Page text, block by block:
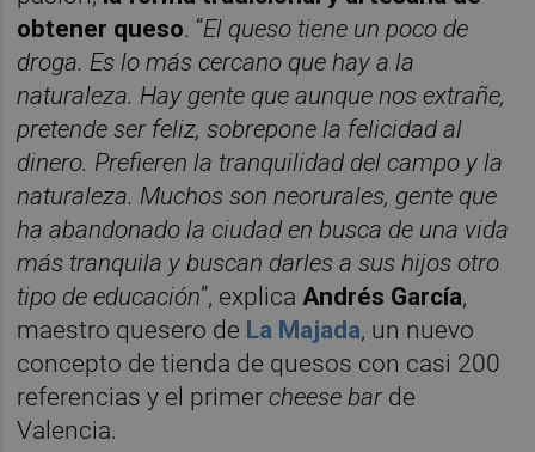
obtener queso. “El queso tiene un poco de
droga. Es lo más cercano que hay a la
naturaleza. Hay gente que aunque nos extrañe,
pretende ser feliz, sobrepone la felicidad al
dinero. Prefieren la tranquilidad del campo y la
naturaleza. Muchos son neorurales, gente que
ha abandonado la ciudad en busca de una vida
más tranquila y buscan darles a sus hijos otro
tipo de educación”, explica Andrés García,
maestro quesero de La Majada, un nuevo
concepto de tienda de quesos con casi 200
referencias y el primercheese barde
Valencia.